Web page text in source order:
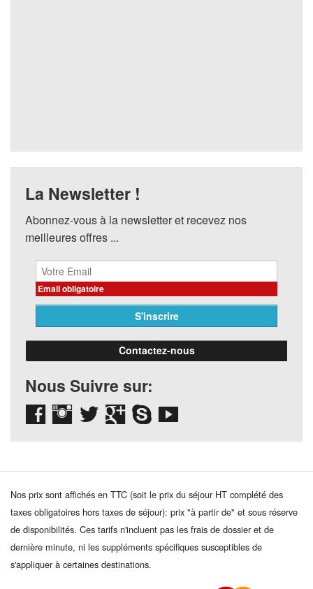
La Newsletter !
Abonnez-vous à la newsletter et recevez nos
meilleures offres ...
Email obligatoire
Contactez-nous
Nous Suivre sur:
Nos prix sont affichés en TTC (soit le prix du séjour HT complété des
taxes obligatoires hors taxes de séjour): prix "à partir de" et sous réserve
de disponibilités. Ces tarifs n'incluent pas les frais de dossier et de
dernière minute, ni les suppléments spécifiques susceptibles de
s'appliquer à certaines destinations.